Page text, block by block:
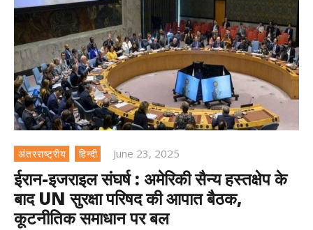
अंतरराष्ट्रीय हिन्दी June 23, 2025
ईरान-इजराइल संघर्ष : अमेरिकी सैन्य हस्तक्षेप के
बाद UN सुरक्षा परिषद की आपात बैठक,
कूटनीतिक समाधान पर बल